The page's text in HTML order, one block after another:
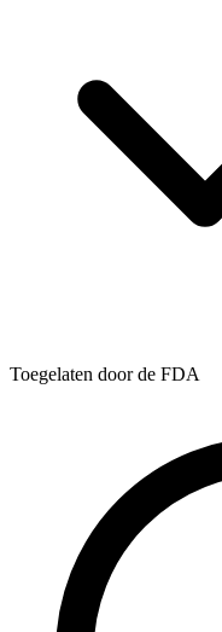
Toegelaten door de FDA